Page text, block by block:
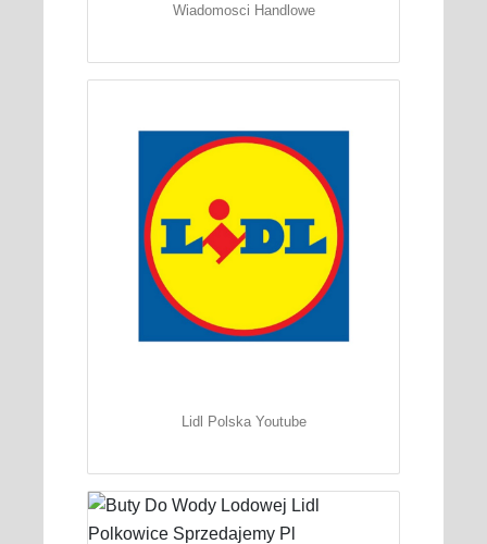
Wiadomosci Handlowe
Lidl Polska Youtube